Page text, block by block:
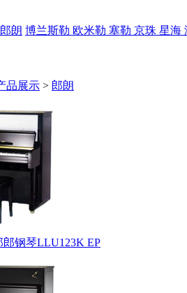
郎朗 博兰斯勒 欧米勒 塞勒 京珠 星海
品展示 > 郎朗
郎钢琴LLU123K EP